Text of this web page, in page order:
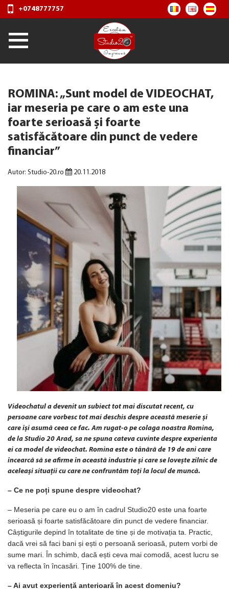
+0748777757
ROMINA: „Sunt model de VIDEOCHAT,
iar meseria pe care o am este una
foarte serioasă și foarte
satisfăcătoare din punct de vedere
financiar”
Autor: Studio-20.ro 20.11.2018
Videochatul a devenit un subiect tot mai discutat recent, cu
persoane care vorbesc tot mai deschis despre această meserie și
care își asumă ceea ce fac. Am rugat-o pe colaga noastra Romina,
de la Studio 20 Arad, sa ne spuna cateva cuvinte despre experienta
ei ca model de videochat. Romina este o tânără de 19 de ani care
încearcă să se afirme în această industrie și care se lovește zilnic de
aceleași situații cu care ne confruntăm toți la locul de muncă.
– Ce ne poți spune despre videochat?
– Meseria pe care eu o am în cadrul Studio20 este una foarte
serioasă și foarte satisfăcătoare din punct de vedere financiar.
Câștigurile depind în totalitate de tine și de motivația ta. Practic,
dacă vrei să faci bani și ești o persoană serioasă, putem vorbi de
sume mari. În schimb, dacă ești ceva mai comodă, acest lucru se
va reflecta în încasări. Ține 100% de tine.
– Ai avut experiență anterioară în acest domeniu?